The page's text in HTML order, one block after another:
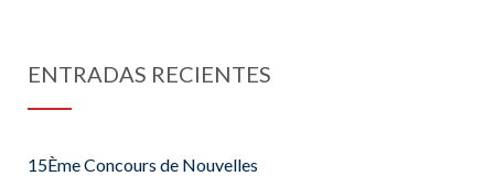
ENTRADAS RECIENTES
15Ème Concours de Nouvelles